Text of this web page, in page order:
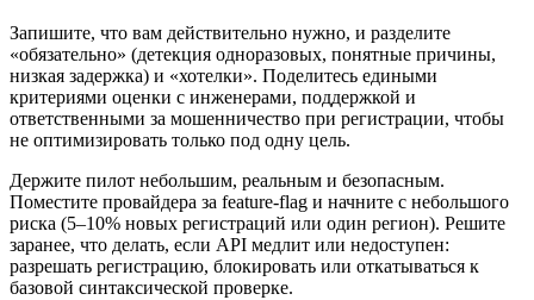
Запишите, что вам действительно нужно, и разделите
«обязательно» (детекция одноразовых, понятные причины,
низкая задержка) и «хотелки». Поделитесь едиными
критериями оценки с инженерами, поддержкой и
ответственными за мошенничество при регистрации, чтобы
не оптимизировать только под одну цель.
Держите пилот небольшим, реальным и безопасным.
Поместите провайдера за feature‑flag и начните с небольшого
риска (5–10% новых регистраций или один регион). Решите
заранее, что делать, если API медлит или недоступен:
разрешать регистрацию, блокировать или откатываться к
базовой синтаксической проверке.